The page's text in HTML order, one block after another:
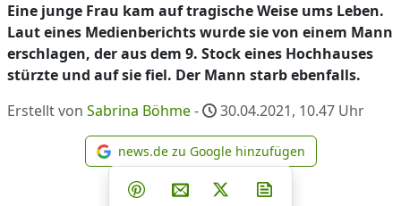
Eine junge Frau kam auf tragische Weise ums Leben.
Laut eines Medienberichts wurde sie von einem Mann
erschlagen, der aus dem 9. Stock eines Hochhauses
stürzte und auf sie fiel. Der Mann starb ebenfalls.
Erstellt von Sabrina Böhme- 30.04.2021, 10.47 Uhr
news.de zu Google
news.de zu Google hinzufügen
Teilen auf Facebook
Teilen auf Whatsapp
Teilen auf Telegram
Teilen auf Pinterest
Per E-Mail teilen
Post auf X